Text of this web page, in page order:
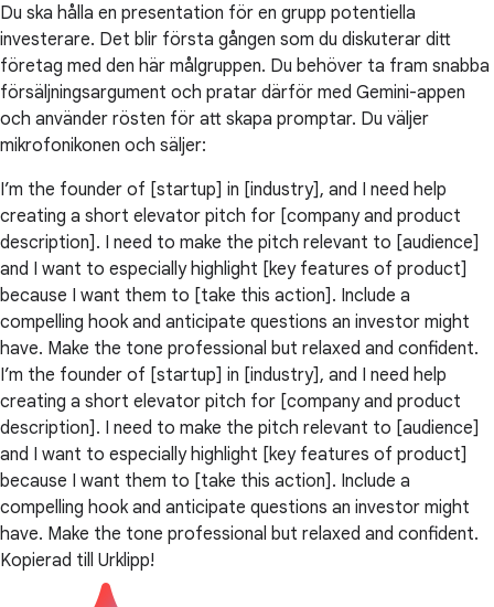
Du ska hålla en presentation för en grupp potentiella
investerare. Det blir första gången som du diskuterar ditt
företag med den här målgruppen. Du behöver ta fram snabba
försäljningsargument och pratar därför med Gemini-appen
och använder rösten för att skapa promptar. Du väljer
mikrofonikonen och säljer:
I’m the founder of [startup] in [industry], and I need help
creating a short elevator pitch for [company and product
description]. I need to make the pitch relevant to [audience]
and I want to especially highlight [key features of product]
because I want them to [take this action]. Include a
compelling hook and anticipate questions an investor might
have. Make the tone professional but relaxed and confident.
I’m the founder of [startup] in [industry], and I need help
creating a short elevator pitch for [company and product
description]. I need to make the pitch relevant to [audience]
and I want to especially highlight [key features of product]
because I want them to [take this action]. Include a
compelling hook and anticipate questions an investor might
have. Make the tone professional but relaxed and confident.
Kopierad till Urklipp!